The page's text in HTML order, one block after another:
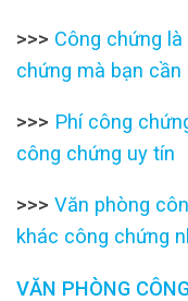
>>> Công chứng
chứng mà bạn cần
>>> Phí công
công chứng uy tín
>>> Văn phòng
khác công chứng
VĂN PHÒNG